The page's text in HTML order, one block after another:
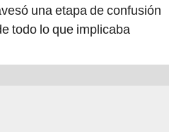
una etapa de confusión
todo lo que implicaba